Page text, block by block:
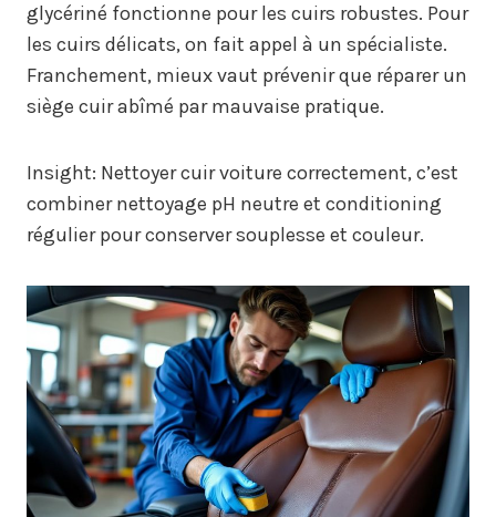
glycériné fonctionne pour les cuirs robustes. Pour
les cuirs délicats, on fait appel à un spécialiste.
Franchement, mieux vaut prévenir que réparer un
siège cuir abîmé par mauvaise pratique.
Insight: Nettoyer cuir voiture correctement, c’est
combiner nettoyage pH neutre et conditioning
régulier pour conserver souplesse et couleur.